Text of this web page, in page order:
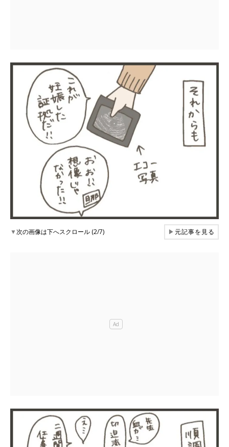
▼次の画像は下へスクロール (2/7) ▶元記事を見る